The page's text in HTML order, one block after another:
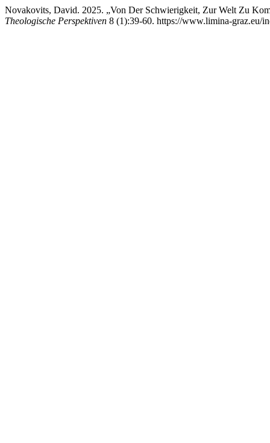
Novakovits, David. 2025. „Von Der Schwierigkeit, Zur Welt Zu
Theologische Perspektiven 8 (1):39-60. https://www.limina-graz.eu/